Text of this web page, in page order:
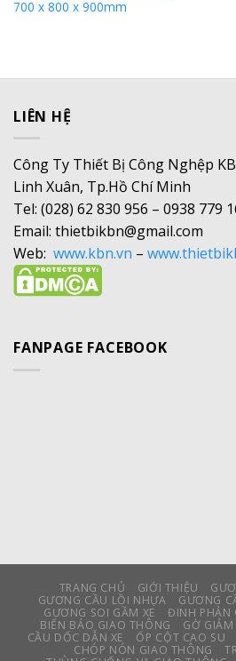
700 x 800 x 900mm
LIÊN HỆ
Công Ty Thiết Bị Công Nghệp
Linh Xuân, Tp.Hồ Chí Minh
Tel: (028) 62 830 956 – 0938 779
Email: thietbikbn@gmail.com
Web: www.kbn.vn –
FANPAGE FACEBOOK
TRANG CHỦ GIỚI THIỆU
GƯƠNG CẦU LỒI NHỰA
GƯƠNG
GƯƠNG SOI GẦM XE
ĐINH PHẢN
BIỂN BÁO GIAO THÔNG
GỜ GIẢM
CẦU DỐC DẪN XE
ỐP CỘT CAO SU
CHÓP NÓN GIAO THÔNG